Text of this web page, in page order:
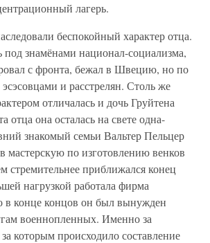
лагерь.
беспокойный характер отца.
знамёнами национал-социализма,
с фронта, бежал в Швецию, но по
и расстрелян. Столь же
отличалась и дочь Груйтена
отца она осталась на свете одна-
знакомый семьи Вальтер Пельцер
мастерскую по изготовлению венков
стремительнее приближался конец
нагрузкой работала фирма
в конце концов он был вынужден
военнопленных. Именно за
которым происходило составление